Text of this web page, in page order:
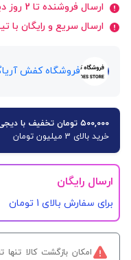
ارسال فروشنده تا 2 روز دیگر
ارسال سریع و رایگان با
فروشگاه کفش
۵۰۰,۰۰۰ تومان تخفیف با دیجی پی
خرید بالای 3 میلیون تومان
ارسال رایگان
برای سفارش‌ بالای 1 تومان